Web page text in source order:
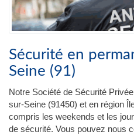
Sécurité en
Seine (91)
Notre Société de Sécurité
sur-Seine (91450) et en région
compris les weekends et les
de sécurité. Vous pouvez nous